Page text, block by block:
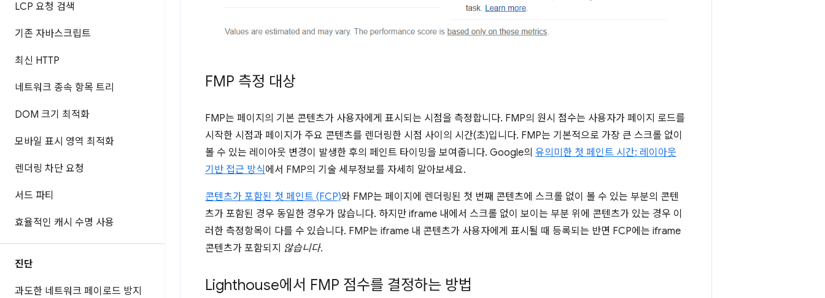
LCP 요청 검색
기존 자바스크립트
최신 HTTP
네트워크 종속 항목 트리
DOM 크기 최적화
모바일 표시 영역 최적화
렌더링 차단 요청
서드 파티
효율적인 캐시 수명 사용
진단
과도한 네트워크 페이로드 방지
FMP 측정 대상
FMP는 페이지의 기본 콘텐츠가 사용자에게 표시되는 시점을 측정합니다. FMP의 원시 점수는 사용자가 페이지 로드를
시작한 시점과 페이지가 주요 콘텐츠를 렌더링한 시점 사이의 시간(초)입니다. FMP는 기본적으로 가장 큰 스크롤 없이
볼 수 있는 레이아웃 변경이 발생한 후의 페인트 타이밍을 보여줍니다. Google의 유의미한 첫 페인트 시간: 레이아웃
기반 접근 방식에서 FMP의 기술 세부정보를 자세히 알아보세요.
콘텐츠가 포함된 첫 페인트 (FCP)와 FMP는 페이지에 렌더링된 첫 번째 콘텐츠에 스크롤 없이 볼 수 있는 부분의 콘텐
츠가 포함된 경우 동일한 경우가 많습니다. 하지만 iframe 내에서 스크롤 없이 보이는 부분 위에 콘텐츠가 있는 경우 이
러한 측정항목이 다를 수 있습니다. FMP는 iframe 내 콘텐츠가 사용자에게 표시될 때 등록되는 반면 FCP에는 iframe
콘텐츠가 포함되지 않습니다.
Lighthouse에서 FMP 점수를 결정하는 방법